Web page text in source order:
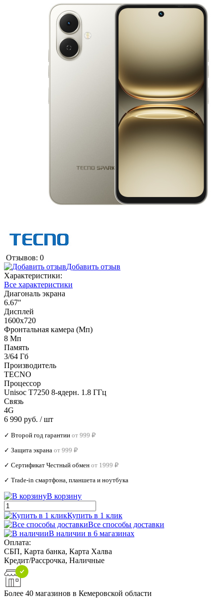
Отзывов: 0
Добавить отзыв
Характеристики:
Все характеристики
Диагональ экрана
6.67"
Дисплей
1600x720
Фронтальная камера (Мп)
8 Мп
Память
3/64 Гб
Производитель
TECNO
Процессор
Unisoc T7250 8-ядерн. 1.8 ГГц
Связь
4G
6 990 руб. / шт
✓ Второй год гарантии от 999 ₽
✓ Защита экрана от 999 ₽
✓ Сертификат Честный обмен от 1999 ₽
✓ Trade‑in смартфона, планшета и ноутбука
В корзину
Купить в 1 клик
Все способы доставки
В наличии в 6 магазинах
Оплата:
СБП, Карта банка, Карта Халва
Кредит/Рассрочка, Наличные
Более 40 магазинов в Кемеровской области